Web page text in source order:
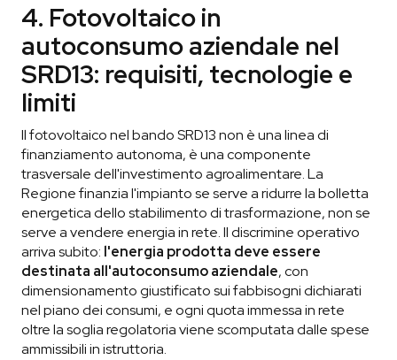
4. Fotovoltaico in
autoconsumo aziendale nel
SRD13: requisiti, tecnologie e
limiti
Il fotovoltaico nel bando SRD13 non è una linea di
finanziamento autonoma, è una componente
trasversale dell'investimento agroalimentare. La
Regione finanzia l'impianto se serve a ridurre la bolletta
energetica dello stabilimento di trasformazione, non se
serve a vendere energia in rete. Il discrimine operativo
arriva subito: l'energia prodotta deve essere
destinata all'autoconsumo aziendale, con
dimensionamento giustificato sui fabbisogni dichiarati
nel piano dei consumi, e ogni quota immessa in rete
oltre la soglia regolatoria viene scomputata dalle spese
ammissibili in istruttoria.